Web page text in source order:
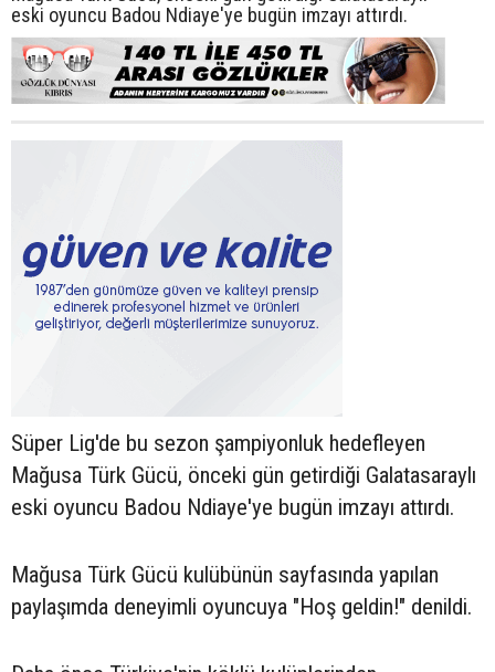
eski oyuncu Badou Ndiaye'ye bugün imzayı attırdı.
Süper Lig'de bu sezon şampiyonluk hedefleyen
Mağusa Türk Gücü, önceki gün getirdiği Galatasaraylı
eski oyuncu Badou Ndiaye'ye bugün imzayı attırdı.
Mağusa Türk Gücü kulübünün sayfasında yapılan
paylaşımda deneyimli oyuncuya "Hoş geldin!" denildi.